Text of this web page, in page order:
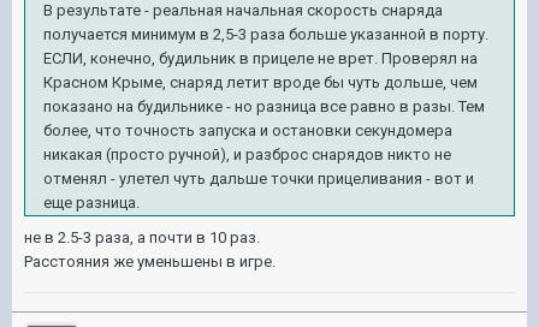
В результате - реальная начальная скорость снаряда
получается минимум в 2,5-3 раза больше указанной в порту.
ЕСЛИ, конечно, будильник в прицеле не врет. Проверял на
Красном Крыме, снаряд летит вроде бы чуть дольше, чем
показано на будильнике - но разница все равно в разы. Тем
более, что точность запуска и остановки секундомера
никакая (просто ручной), и разброс снарядов никто не
отменял - улетел чуть дальше точки прицеливания - вот и
еще разница.
не в 2.5-3 раза, а почти в 10 раз.
Расстояния же уменьшены в игре.